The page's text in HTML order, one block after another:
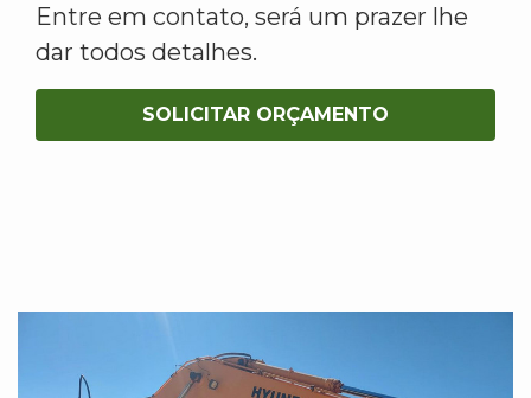
Entre em contato, será um prazer lhe
dar todos detalhes.
SOLICITAR ORÇAMENTO